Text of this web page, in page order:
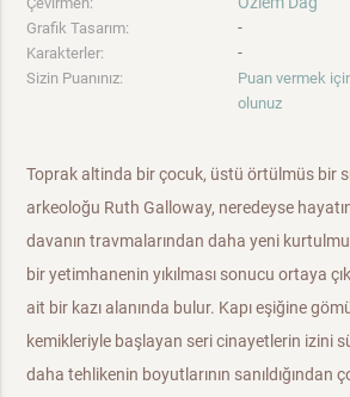
Grafik Tasarım: -
Karakterler: -
Sizin Puanınız:
Puan vermek
olunuz
Toprak altinda bir çocuk, üstü örtülmüs bir
arkeoloğu Ruth Galloway, neredeyse
davanın travmalarından daha yeni
bir yetimhanenin yıkılması sonucu ortaya
ait bir kazı alanında bulur. Kapı eşiğine
kemikleriyle başlayan seri cinayetlerin izini
daha tehlikenin boyutlarının sanıldığından